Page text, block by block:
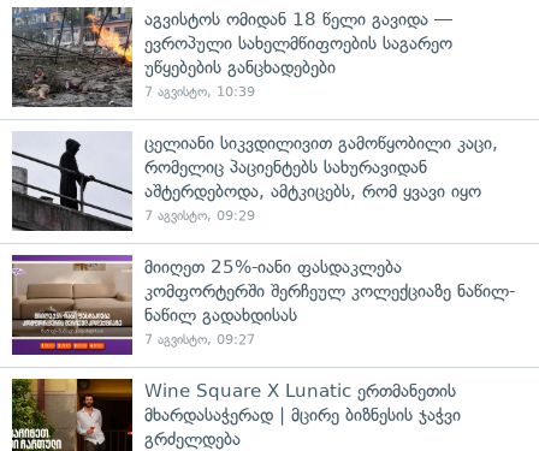
აგვისტოს ომიდან 18 წელი გავიდა —
ევროპული სახელმწიფოების საგარეო
უწყებების განცხადებები
7 აგვისტო, 10:39
ცელიანი სიკვდილივით გამოწყობილი კაცი,
რომელიც პაციენტებს სახურავიდან
აშტერდებოდა, ამტკიცებს, რომ ყვავი იყო
7 აგვისტო, 09:29
მიიღეთ 25%-იანი ფასდაკლება
კომფორტერში შერჩეულ კოლექციაზე ნაწილ-
ნაწილ გადახდისას
7 აგვისტო, 09:27
Wine Square X Lunatic ერთმანეთის
მხარდასაჭერად | მცირე ბიზნესის ჯაჭვი
გრძელდება